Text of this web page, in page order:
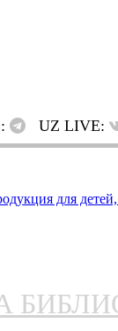
UZ LIVE: